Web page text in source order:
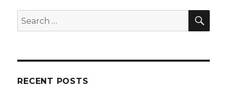
mehrerer
IP
Adressen
Search
for:
RECENT POSTS